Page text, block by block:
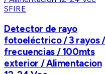
SFIRE
Detector de rayo
fotoeléctrico / 3 rayos
frecuencias / 100mts
exterior / Alimentacion